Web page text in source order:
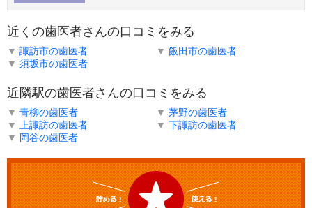
近くの歯医者さんの口コミをみる
▼ 諏訪市の歯医者 ▼ 飯田市の歯医者
▼ 須坂市の歯医者
近隣駅の歯医者さんの口コミをみる
▼ 青柳の歯医者 ▼ 茅野の歯医者
▼
上諏訪の歯医者 ▼ 下諏訪の歯医者
▼ 岡谷の歯医者